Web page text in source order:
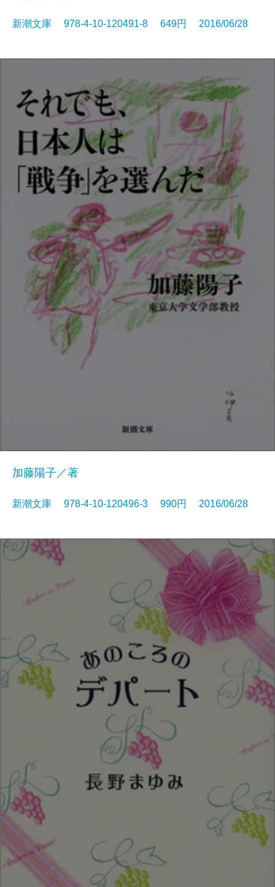
新潮文庫 978-4-10-120491-8 649円 2016/06/28
加藤陽子／著
新潮文庫 978-4-10-120496-3 990円 2016/06/28